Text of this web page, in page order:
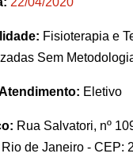
Fisioterapia e
Sem
Eletivo
Rua Salvatori, nº
de Janeiro - CEP: